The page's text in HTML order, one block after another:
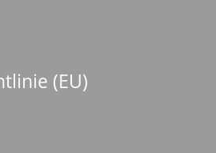
(EU)